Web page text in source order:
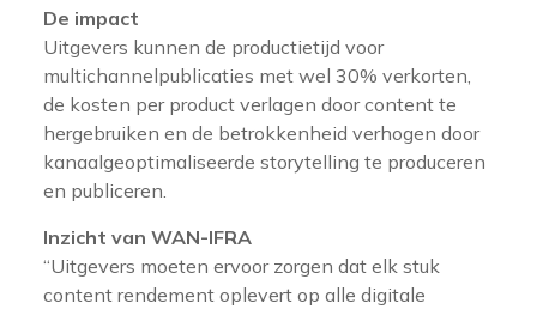
De impact
Uitgevers kunnen de productietijd voor
multichannelpublicaties met wel 30% verkorten,
de kosten per product verlagen door content te
hergebruiken en de betrokkenheid verhogen door
kanaalgeoptimaliseerde storytelling te produceren
en publiceren.
Inzicht van WAN-IFRA
“Uitgevers moeten ervoor zorgen dat elk stuk
content rendement oplevert op alle digitale